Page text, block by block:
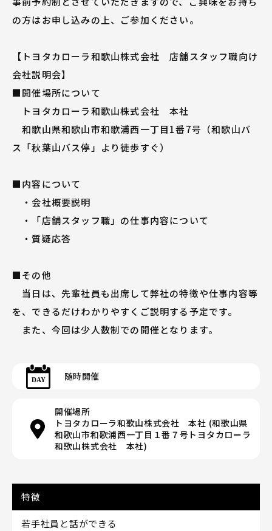
の方はお申し込みの上、ご参加ください。
【トヨタカローラ和歌山株式会社 店舗スタッフ職向け
会社説明会】
■開催場所について
トヨタカローラ和歌山株式会社 本社
和歌山県和歌山市和歌浦西一丁目1番7号（和歌山バ
ス「秋葉山バス停」より徒歩すぐ）
■内容について
・会社概要説明
・「店舗スタッフ職」の仕事内容について
・質疑応答
■その他
当日は、先輩社員も出席して弊社の特徴や仕事内容等
を、できるだけわかりやすくご説明する予定です。
また、今回は少人数制での開催となります。
随時開催
開催場所
トヨタカローラ和歌山株式会社 本社 (和歌山県
和歌山市和歌浦西一丁目１番７号トヨタカローラ
和歌山株式会社 本社)
特徴
若手社員と話ができる